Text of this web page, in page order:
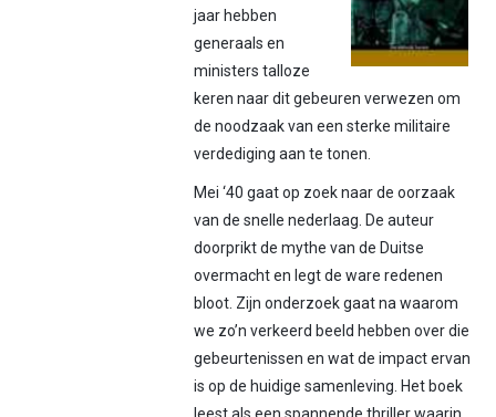
jaar hebben
generaals en
ministers talloze
keren naar dit gebeuren verwezen om
de noodzaak van een sterke militaire
verdediging aan te tonen.
Mei ‘40 gaat op zoek naar de oorzaak
van de snelle nederlaag. De auteur
doorprikt de mythe van de Duitse
overmacht en legt de ware redenen
bloot. Zijn onderzoek gaat na waarom
we zo’n verkeerd beeld hebben over die
gebeurtenissen en wat de impact ervan
is op de huidige samenleving. Het boek